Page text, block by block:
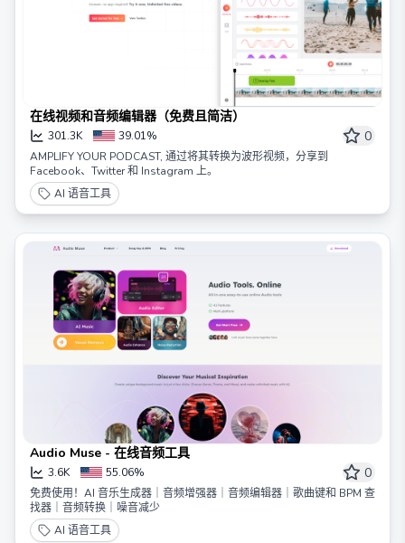
在线视频和音频编辑器（免费且简洁）
301.3K 39.01% 0
AMPLIFY YOUR PODCAST, 通过将其转换为波形视频，分享到
Facebook、Twitter 和 Instagram 上。
AI 语音工具
Audio Muse - 在线音频工具
3.6K 55.06% 0
免费使用！AI 音乐生成器｜音频增强器｜音频编辑器｜歌曲键和 BPM 查
找器｜音频转换｜噪音减少
AI 语音工具